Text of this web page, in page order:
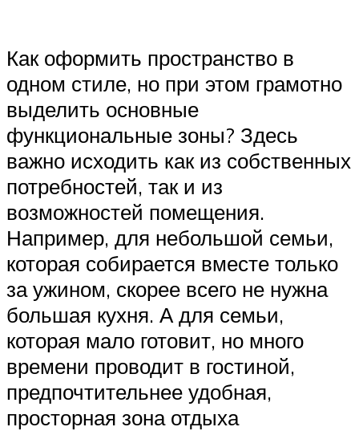
Как оформить пространство в
одном стиле, но при этом грамотно
выделить основные
функциональные зоны? Здесь
важно исходить как из собственных
потребностей, так и из
возможностей помещения.
Например, для небольшой семьи,
которая собирается вместе только
за ужином, скорее всего не нужна
большая кухня. А для семьи,
которая мало готовит, но много
времени проводит в гостиной,
предпочтительнее удобная,
просторная зона отдыха